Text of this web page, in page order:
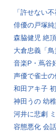
「許せない
俳優の戸塚
森脇健児 絶
大倉忠義「
音楽P・蔦谷
声優で雀士
和田アキ子
神田うの 幼
河井に悲劇
容態悪化 会